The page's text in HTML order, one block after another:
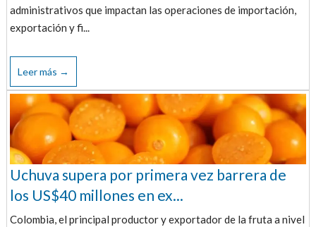
administrativos que impactan las operaciones de importación,
exportación y fi...
Leer más →
Uchuva supera por primera vez barrera de
los US$40 millones en ex...
Colombia, el principal productor y exportador de la fruta a nivel